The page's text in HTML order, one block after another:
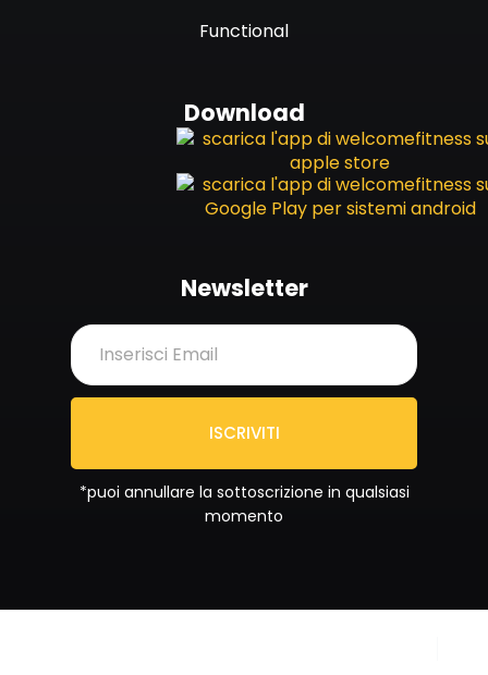
Functional
Download
Newsletter
ISCRIVITI
*puoi annullare la sottoscrizione in qualsiasi
momento